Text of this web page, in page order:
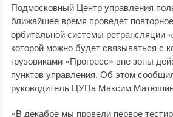
Подмосковный Центр управления
ближайшее время проведет
орбитальной системы ретрансляции
которой можно будет связываться с
грузовиками «Прогресс» вне зоны
пунктов управления. Об этом
руководитель ЦУПа Максим
«В декабре мы провели первое